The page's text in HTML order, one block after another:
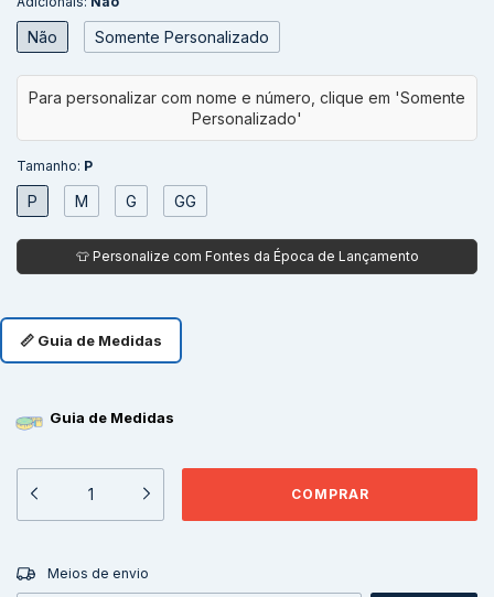
Não Somente Personalizado
Tamanho: P
P M G GG
📏 Guia de Medidas
Guia de Medidas
Entregas para o CEP:
Meios de envio